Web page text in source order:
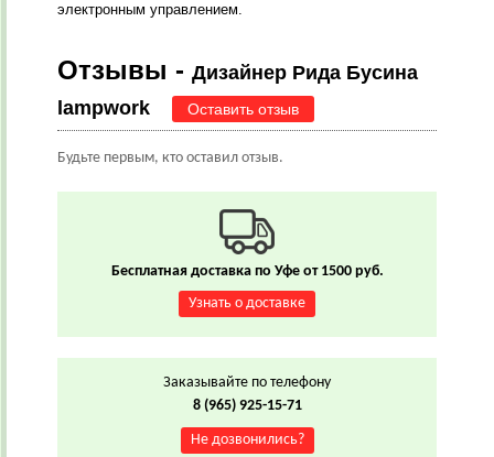
электронным управлением.
Отзывы - Дизайнер Рида Бусина
lampwork
Оставить отзыв
Будьте первым, кто оставил отзыв.
Бесплатная доставка по Уфе от 1500 руб.
Узнать о доставке
Заказывайте по телефону
8 (965) 925-15-71
Не дозвонились?